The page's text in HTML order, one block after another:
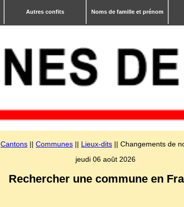
Autres confits Noms de famille et prénom
Cantons || Communes || Lieux-dits || Changements de
jeudi 06 août 2026
Rechercher une commune en